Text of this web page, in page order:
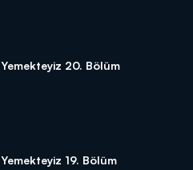
Yemekteyiz 20. Bölüm
Yemekteyiz 19. Bölüm